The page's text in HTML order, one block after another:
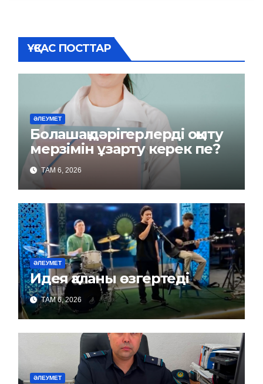
ҰҚСАС ПОСТТАР
ӘЛЕУМЕТ
Болашақ дәрігерлерді оқыту
мерзімін ұзарту керек пе?
ТАМ 6, 2026
ӘЛЕУМЕТ
Идея қаланы өзгертеді
ТАМ 6, 2026
ӘЛЕУМЕТ